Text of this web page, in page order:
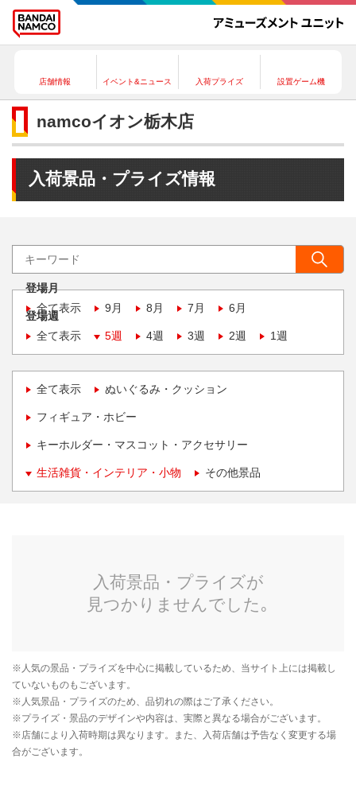
店舗情報 イベント&ニュース 入荷プライズ 設置ゲーム機
namcoイオン栃木店
入荷景品・プライズ情報
登場月
全て表示
9月 8月 7月 6月
登場週
全て表示
5週 4週 3週 2週 1週
全て表示 ぬいぐるみ・クッション
フィギュア・ホビー
キーホルダー・マスコット・アクセサリー
生活雑貨・インテリア・小物 その他景品